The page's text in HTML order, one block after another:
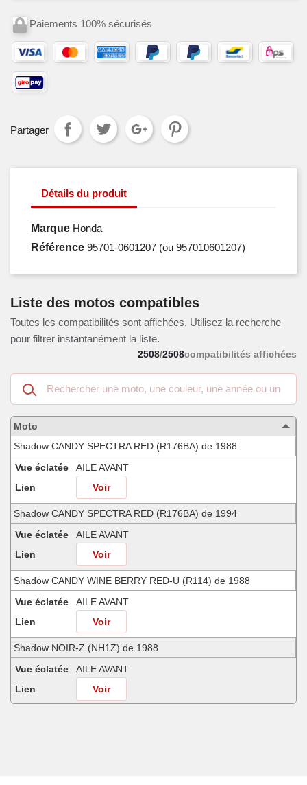
Paiements 100% sécurisés
Partager
Détails du produit
Marque Honda
Référence 95701-0601207 (ou 957010601207)
Liste des motos compatibles
Toutes les compatibilités sont affichées. Utilisez la recherche
pour filtrer instantanément la liste.
2508/2508compatibilités affichées
Recherche
dans
les
motos
compatibles
Moto
Shadow CANDY SPECTRA RED (R176BA) de 1988
Vue éclatée
AILE AVANT
Lien
Voir
Shadow CANDY SPECTRA RED (R176BA) de 1994
Vue éclatée
AILE AVANT
Lien
Voir
Shadow CANDY WINE BERRY RED-U (R114) de 1988
Vue éclatée
AILE AVANT
Lien
Voir
Shadow NOIR-Z (NH1Z) de 1988
Vue éclatée
AILE AVANT
Lien
Voir